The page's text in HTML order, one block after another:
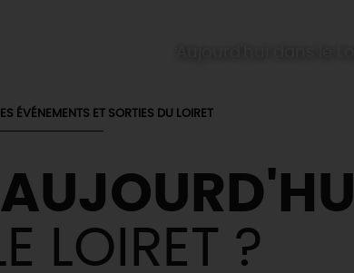
ÉVÉNEMENTS ET SORTIES DU LOIRET
LOIRET ?